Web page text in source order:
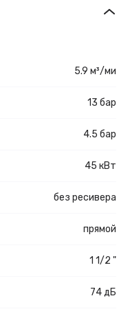
5.9 м³/ми
13 бар
4.5 бар
45 кВт
без ресивера
прямой
1 1/2 "
74 дБ